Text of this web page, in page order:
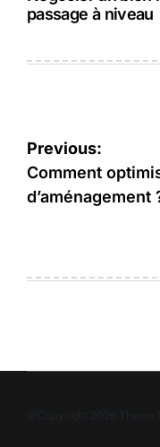
passage à niveau
Navigation
de
l’article
Previous:
Comment
d’aménagement